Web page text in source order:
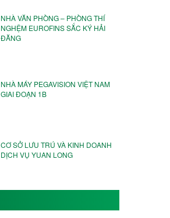
NHÀ VĂN PHÒNG – PHÒNG THÍ
NGHỆM EUROFINS SẮC KÝ HẢI
ĐĂNG
NHÀ MÁY PEGAVISION VIỆT NAM️
GIAI ĐOẠN 1B
CƠ SỞ LƯU TRÚ VÀ KINH DOANH
DỊCH VỤ YUAN LONG